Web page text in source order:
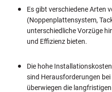
Es gibt verschiedene Arten
(Noppenplattensystem,
unterschiedliche Vorzüge
und Effizienz bieten.
Die hohe
sind Herausforderungen
überwiegen die